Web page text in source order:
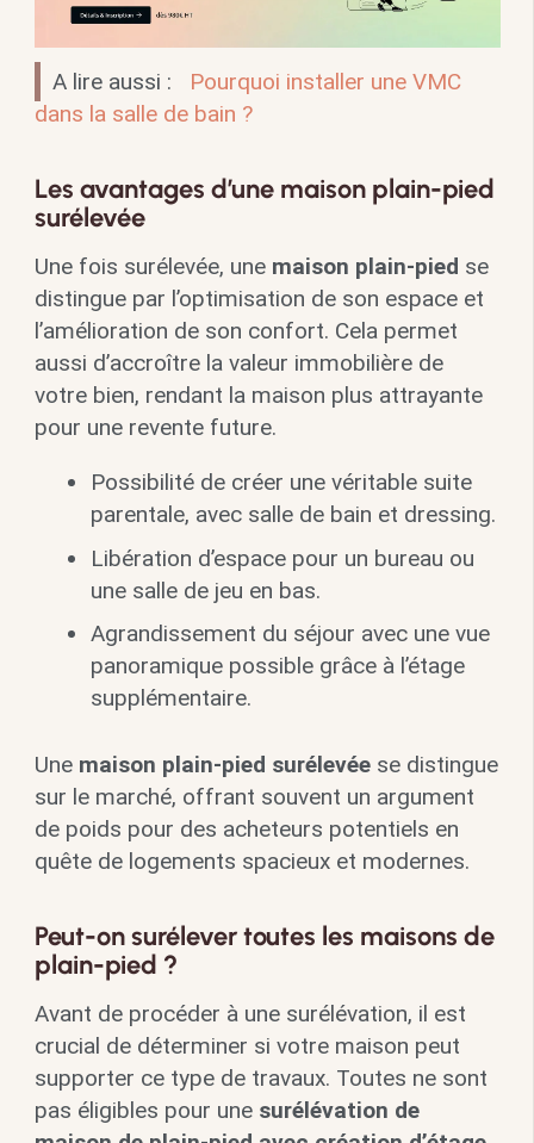
A lire aussi :
Pourquoi installer une VMC
dans la salle de bain ?
Les avantages d’une maison plain-pied
surélevée
Une fois surélevée, une maison plain-pied se
distingue par l’optimisation de son espace et
l’amélioration de son confort. Cela permet
aussi d’accroître la valeur immobilière de
votre bien, rendant la maison plus attrayante
pour une revente future.
Possibilité de créer une véritable suite
parentale, avec salle de bain et dressing.
Libération d’espace pour un bureau ou
une salle de jeu en bas.
Agrandissement du séjour avec une vue
panoramique possible grâce à l’étage
supplémentaire.
Une maison plain-pied surélevéese distingue
sur le marché, offrant souvent un argument
de poids pour des acheteurs potentiels en
quête de logements spacieux et modernes.
Peut-on surélever toutes les maisons de
plain-pied ?
Avant de procéder à une surélévation, il est
crucial de déterminer si votre maison peut
supporter ce type de travaux. Toutes ne sont
pas éligibles pour une surélévation de